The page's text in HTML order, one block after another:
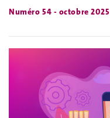
Numéro 54 - octobre 2025